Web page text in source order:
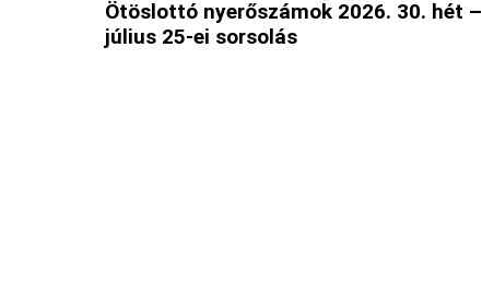
Ötöslottó nyerőszámok 2026. 30. hét –
július 25-ei sorsolás